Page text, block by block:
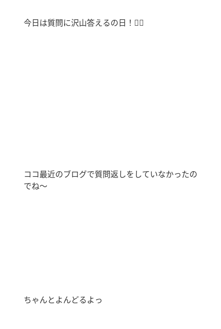
今日は質問に沢山答えるの日！ 🙋‍♀️
ココ最近のブログで質問返しをしていなかったの
でね〜
ちゃんとよんどるよっ